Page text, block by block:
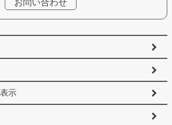
示
お問い合わせ